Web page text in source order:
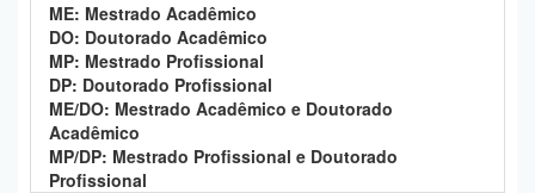
ME: Mestrado Acadêmico
DO: Doutorado Acadêmico
MP: Mestrado Profissional
DP: Doutorado Profissional
ME/DO: Mestrado Acadêmico e Doutorado
Acadêmico
MP/DP: Mestrado Profissional e Doutorado
Profissional